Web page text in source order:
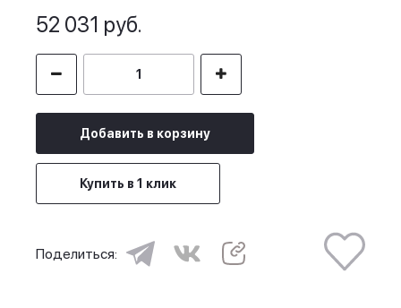
52 031 руб.
Добавить в корзину
Купить в 1 клик
Поделиться: